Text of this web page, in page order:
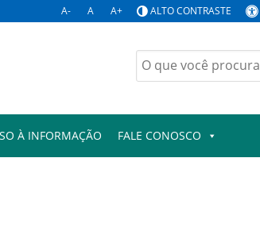
A- A A+ ALTO CONTRASTE
Buscar
por:
À INFORMAÇÃO FALE CONOSCO